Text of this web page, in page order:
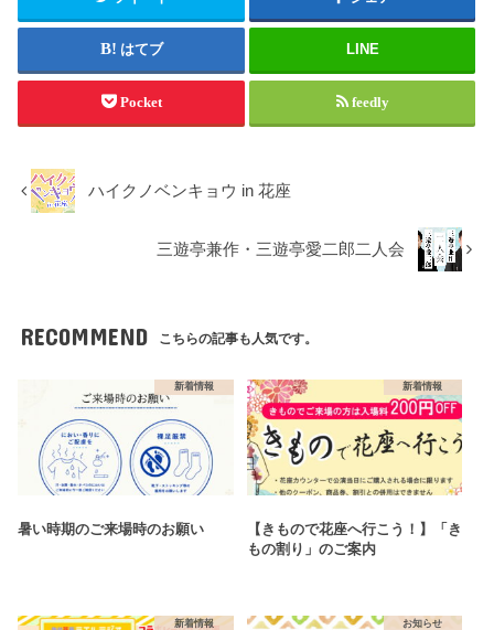
はてブ LINE
Pocket feedly
ハイクノベンキョウ in 花座
三遊亭兼作・三遊亭愛二郎二人会
RECOMMEND こちらの記事も人気です。
新着情報
暑い時期のご来場時のお願い
新着情報
【きもので花座へ行こう！】「き
もの割り」のご案内
新着情報 お知らせ